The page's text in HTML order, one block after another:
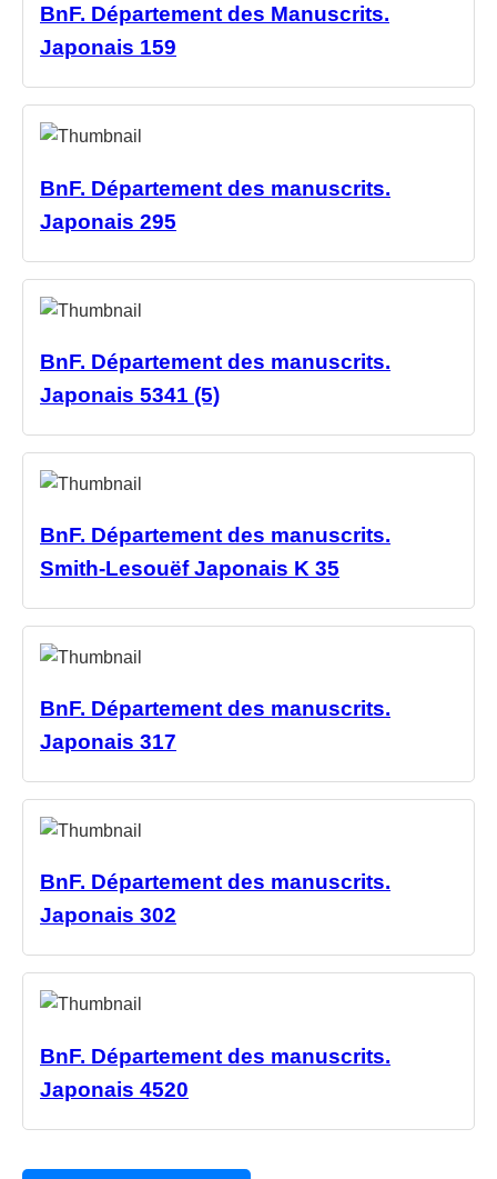
BnF. Département des Manuscrits.
Japonais 159
BnF. Département des manuscrits.
Japonais 295
BnF. Département des manuscrits.
Japonais 5341 (5)
BnF. Département des manuscrits.
Smith-Lesouëf Japonais K 35
BnF. Département des manuscrits.
Japonais 317
BnF. Département des manuscrits.
Japonais 302
BnF. Département des manuscrits.
Japonais 4520